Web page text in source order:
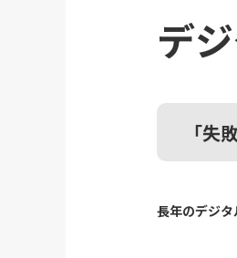
デ
「失
長年のデジ